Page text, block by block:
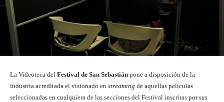
La Videoteca del Festival de San Sebastián pone a disposición de la
industria acreditada el visionado en streaming de aquellas películas
seleccionadas en cualquiera de las secciones del Festival inscritas por sus